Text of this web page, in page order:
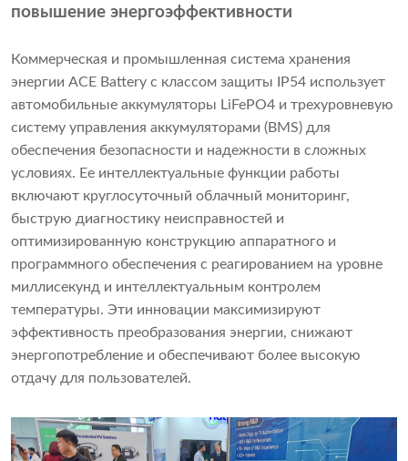
повышение энергоэффективности
Коммерческая и промышленная система хранения
энергии ACE Battery с классом защиты IP54 использует
автомобильные аккумуляторы LiFePO4 и трехуровневую
систему управления аккумуляторами (BMS) для
обеспечения безопасности и надежности в сложных
условиях. Ее интеллектуальные функции работы
включают круглосуточный облачный мониторинг,
быструю диагностику неисправностей и
оптимизированную конструкцию аппаратного и
программного обеспечения с реагированием на уровне
миллисекунд и интеллектуальным контролем
температуры. Эти инновации максимизируют
эффективность преобразования энергии, снижают
энергопотребление и обеспечивают более высокую
отдачу для пользователей.